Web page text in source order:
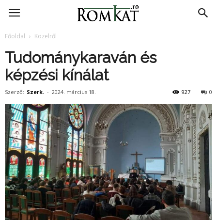
RomKat.ro
Főoldal Közelről
Tudománykaraván és
képzési kínálat
Szerző: Szerk. - 2024. március 18. 0
927